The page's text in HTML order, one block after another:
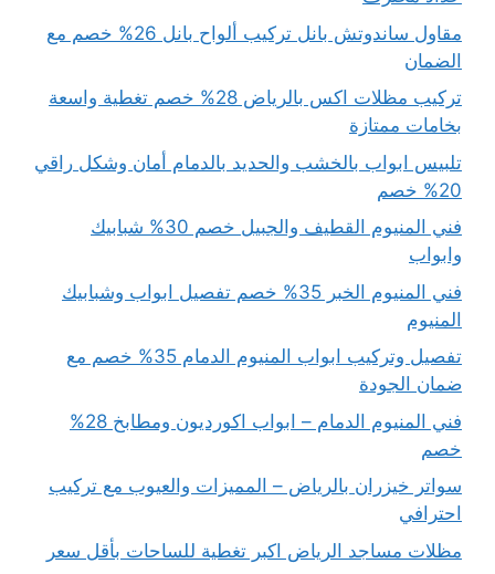
مقاول ساندوتش بانل تركيب ألواح بانل 26% خصم مع
الضمان
تركيب مظلات اكس بالرياض 28% خصم تغطية واسعة
بخامات ممتازة
تلبيس ابواب بالخشب والحديد بالدمام أمان وشكل راقي
20% خصم
فني المنيوم القطيف والجبيل خصم 30% شبابيك
وابواب
فني المنيوم الخبر 35% خصم تفصيل ابواب وشبابيك
المنيوم
تفصيل وتركيب ابواب المنيوم الدمام 35% خصم مع
ضمان الجودة
فني المنيوم الدمام – ابواب اكورديون ومطابخ 28%
خصم
سواتر خيزران بالرياض – المميزات والعيوب مع تركيب
احترافي
مظلات مساجد الرياض اكبر تغطية للساحات بأقل سعر